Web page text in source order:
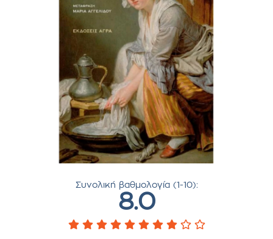
Συνολική βαθμολογία (1-10):
8.0